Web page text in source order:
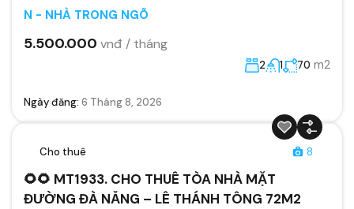
N - NHÀ TRONG NGÕ
5.500.000 vnđ / tháng
2 1 70 m2
Ngày đăng: 6 Tháng 8, 2026
Cho thuê 8
🌻🌻 MT1933. CHO THUÊ TÒA NHÀ MẶT
ĐƯỜNG ĐÀ NẴNG – LÊ THÁNH TÔNG 72M2